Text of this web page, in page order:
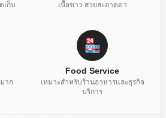
เก็บ เนื้อขาว สวยสะอาดตา
าก
Food Service
เหมาะสำหรับร้านอาหารและธุรกิจ
บริการ